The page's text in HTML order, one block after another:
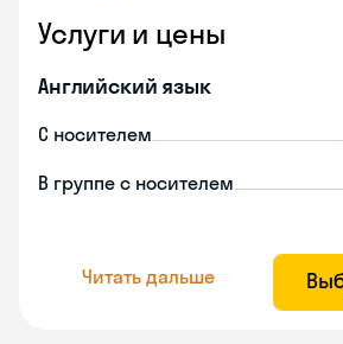
Услуги и цены
Английский язык
С носителем
В группе с носителем
Читать дальше